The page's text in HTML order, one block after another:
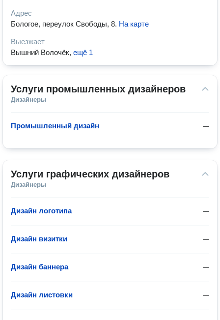
Адрес
Бологое, переулок Свободы, 8. На карте
Выезжает
Вышний Волочёк, ещё 1
Услуги промышленных дизайнеров
Дизайнеры
—
Промышленный дизайн
Услуги графических дизайнеров
Дизайнеры
—
Дизайн логотипа
—
Дизайн визитки
—
Дизайн баннера
—
Дизайн листовки